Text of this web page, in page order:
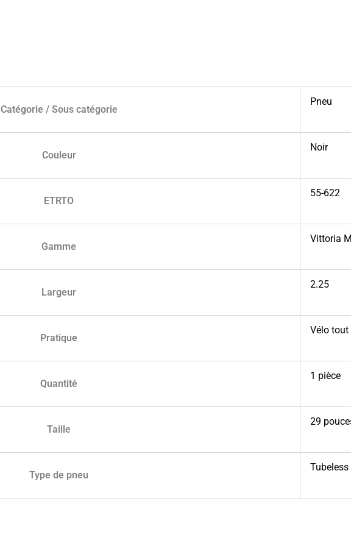
Catégorie / Sous catégorie
Pneu
Couleur
Noir
ETRTO
55-622
Gamme
Vittoria
Largeur
2.25
Pratique
Vélo tout
Quantité
1 pièce
Taille
29
Type de pneu
Tubeless